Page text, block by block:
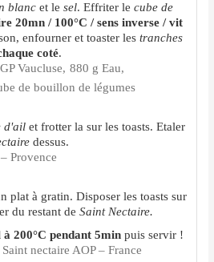
blancet lesel. Effriter lecube de
20mn / 100°C / sens inverse / vit
enfourner et toaster lestranches
coté.
Vaucluse, 880 g Eau,
de bouillon de légumes
d'ail et frotter la sur les toasts. Etaler
dessus.
Provence
plat à gratin. Disposer les toasts sur
du restant deSaint Nectaire.
200°C pendant 5minpuis servir !
nectaire AOP – France